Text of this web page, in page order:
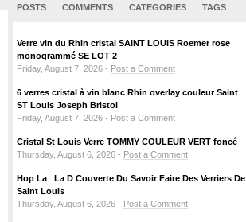
POSTS COMMENTS CATEGORIES TAGS
Verre vin du Rhin cristal SAINT LOUIS Roemer rose
monogrammé SE LOT 2
Friday, August 7, 2026 - Post a Comment
6 verres cristal à vin blanc Rhin overlay couleur Saint
ST Louis Joseph Bristol
Friday, August 7, 2026 - Post a Comment
Cristal St Louis Verre TOMMY COULEUR VERT foncé
Thursday, August 6, 2026 - Post a Comment
Hop La La D Couverte Du Savoir Faire Des Verriers De
Saint Louis
Thursday, August 6, 2026 - Post a Comment